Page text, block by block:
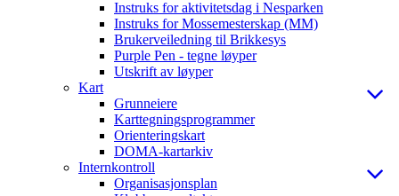
Instruks for aktivitetsdag i Nesparken
Instruks for Mossemesterskap (MM)
Brukerveiledning til Brikkesys
Purple Pen - tegne løyper
Utskrift av løyper
Kart
Grunneiere
Karttegningsprogrammer
Orienteringskart
DOMA-kartarkiv
Internkontroll
Organisasjonsplan